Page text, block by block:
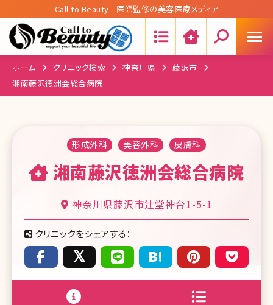
Call to Beauty - 医師監修の美容医療メディア
ホーム クリニック検索 神奈川県
藤沢市
湘南藤沢徳洲会総合病院
形成外科 美容外科 皮膚科
湘南藤沢徳洲会総合病院
神奈川県藤沢市辻堂神台1-5-1
クリニックをシェアする：